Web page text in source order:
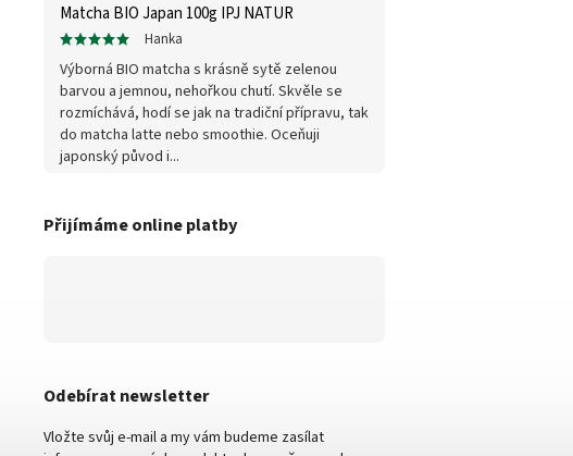
Matcha BIO Japan 100g IPJ NATUR
Hanka
Výborná BIO matcha s krásně sytě zelenou
barvou a jemnou, nehořkou chutí. Skvěle se
rozmíchává, hodí se jak na tradiční přípravu, tak
do matcha latte nebo smoothie. Oceňuji
japonský původ i...
Přijímáme online platby
Odebírat newsletter
Vložte svůj e-mail a my vám budeme zasílat